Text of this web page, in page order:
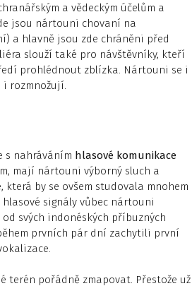
a vědeckým účelům a
jsou nártouni chovaní na
a hlavně jsou zde chráněni před
slouží také pro návštěvníky, kteří
prohlédnout zblízka. Nártouni se i
i rozmnožují.
s nahráváním hlasové komunikace
mají nártouni výborný sluch a
by se ovšem studovala mnohem
signály vůbec nártouni
svých indonéských příbuzných
prvních pár dní zachytili první
terén pořádně zmapovat. Přestože už